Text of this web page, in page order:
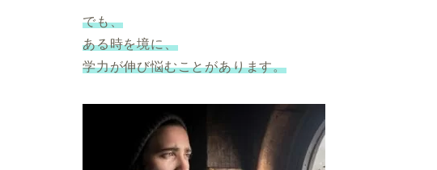
でも、
ある時を境に、
学力が伸び悩むことがあります。